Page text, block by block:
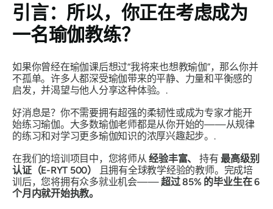
引言：所以，你正在考虑成为
一名瑜伽教练？
如果你曾经在瑜伽课后想过“我将来也想教瑜伽”，那么你并
不孤单。许多人都深受瑜伽带来的平静、力量和平衡感的
启发，并渴望与他人分享这种体验。.
好消息是？你不需要拥有超强的柔韧性或成为专家才能开
始练习瑜伽。大多数瑜伽老师都是从你开始的——从规律
的练习和对学习更多瑜伽知识的浓厚兴趣起步。.
在我们的培训项目中，您将师从经验丰富、 持有最高级别
认证（E-RYT 500）
且拥有全球教学经验的教师。完成培
训后，您将拥有众多就业机会——超过 85% 的毕业生在 6
个月内就开始执教。